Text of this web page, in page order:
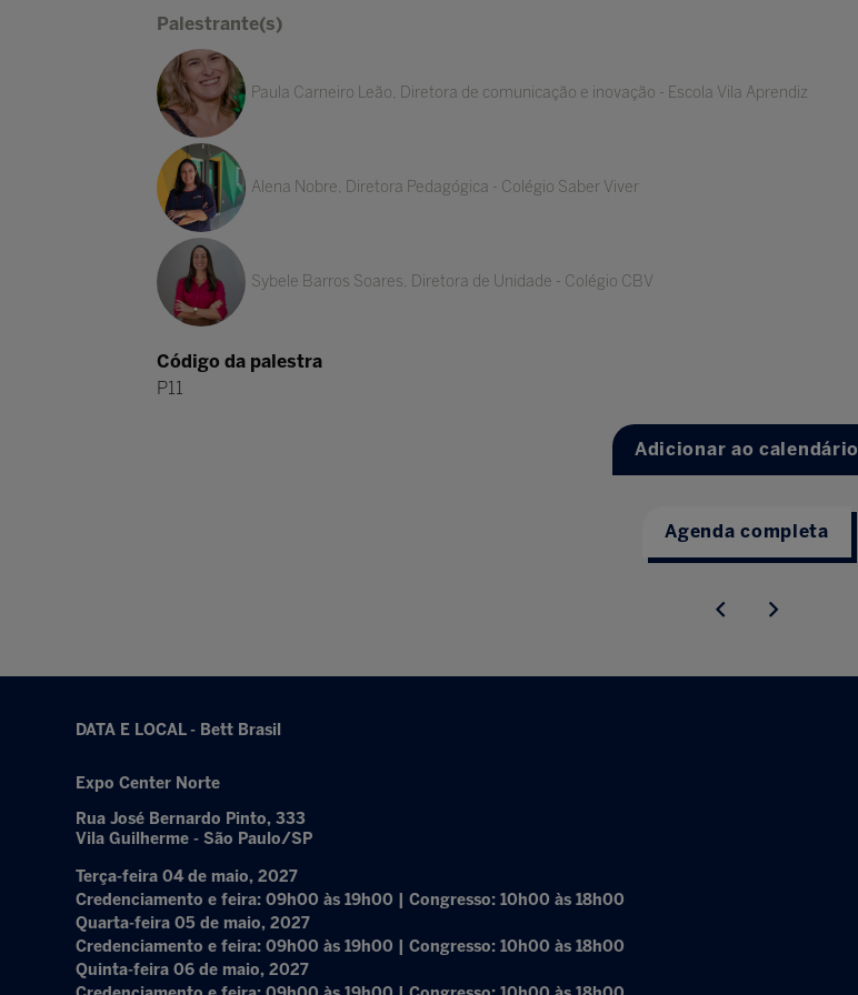
Palestrante(s)
Paula Carneiro Leão, Diretora de comunicação e inovação - Escola Vila Aprendiz
Alena Nobre, Diretora Pedagógica - Colégio Saber Viver
Sybele Barros Soares, Diretora de Unidade - Colégio CBV
Código da palestra
P11
Adicionar ao calendário
Agenda completa
DATA E LOCAL - Bett Brasil
Expo Center Norte
Rua José Bernardo Pinto, 333
Vila Guilherme - São Paulo/SP
Terça-feira 04 de maio, 2027
Credenciamento e feira: 09h00 às 19h00 | Congresso: 10h00 às 18h00
Quarta-feira 05 de maio, 2027
Credenciamento e feira: 09h00 às 19h00 | Congresso: 10h00 às 18h00
Quinta-feira 06 de maio, 2027